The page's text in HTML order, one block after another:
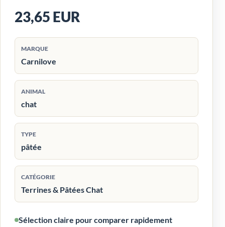
23,65 EUR
MARQUE
Carnilove
ANIMAL
chat
TYPE
pâtée
CATÉGORIE
Terrines & Pâtées Chat
Sélection claire pour comparer rapidement